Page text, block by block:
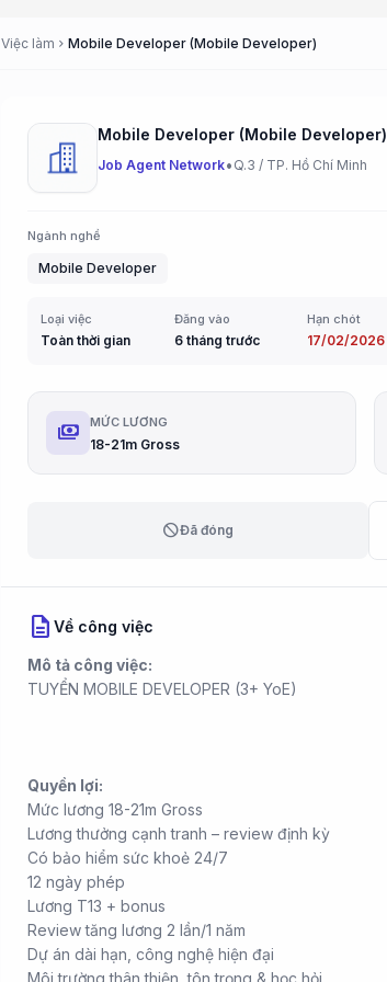
Việc làm chevron_right Mobile Developer (Mobile Developer)
Mobile Developer (Mobile Developer)
Job Agent Network• Q.3 / TP. Hồ Chí Minh
Ngành nghề
Mobile Developer
Loại việc
Toàn thời gian
Đăng vào
6 tháng trước
Hạn chót
17/02/2026
payments MỨC LƯƠNG
18-21m Gross
blockĐã đóng
description Về công việc
Mô tả công việc:
TUYỂN MOBILE DEVELOPER (3+ YoE)
Quyền lợi:
Mức lương 18-21m Gross
Lương thưởng cạnh tranh – review định kỳ
Có bảo hiểm sức khoẻ 24/7
12 ngày phép
Lương T13 + bonus
Review tăng lương 2 lần/1 năm
Dự án dài hạn, công nghệ hiện đại
Môi trường thân thiện, tôn trọng & học hỏi